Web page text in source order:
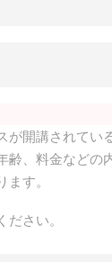
が開講されてい
齢、料金などの
す。
さい。